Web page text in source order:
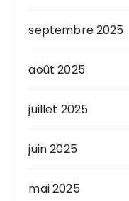
septembre 2025
août 2025
juillet 2025
juin 2025
mai 2025